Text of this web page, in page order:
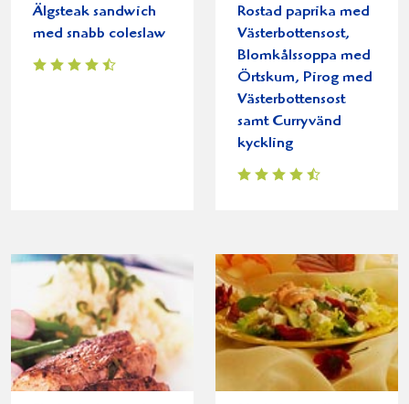
Älgsteak sandwich
med snabb coleslaw
Rostad paprika med
Västerbottensost,
Blomkålssoppa med
Örtskum, Pirog med
Västerbottensost
samt Curryvänd
kyckling